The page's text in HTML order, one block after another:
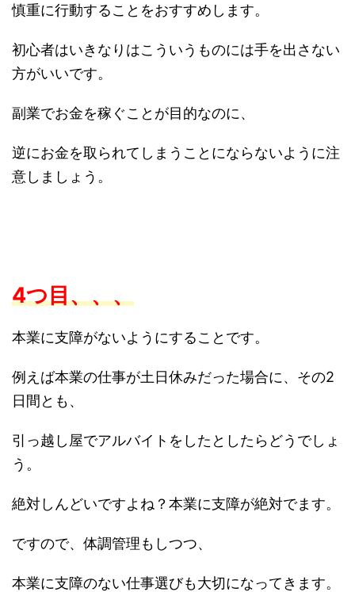
慎重に行動することをおすすめします。
初心者はいきなりはこういうものには手を出さない
方がいいです。
副業でお金を稼ぐことが目的なのに、
逆にお金を取られてしまうことにならないように注
意しましょう。
4つ目、、、
本業に支障がないようにすることです。
例えば本業の仕事が土日休みだった場合に、その2
日間とも、
引っ越し屋でアルバイトをしたとしたらどうでしょ
う。
絶対しんどいですよね？本業に支障が絶対でます。
ですので、体調管理もしつつ、
本業に支障のない仕事選びも大切になってきます。